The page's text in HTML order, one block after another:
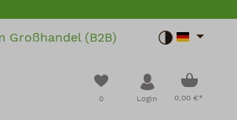
Großhandel (B2B)
Toggle
0
Du hast 0 Produkte
Login 0,00 €*